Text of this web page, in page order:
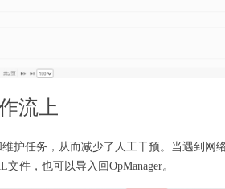
流上
护任务，从而减少了人工干预。当遇到网
件，也可以导入回OpManager。